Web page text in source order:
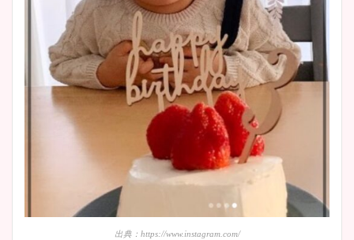
出典：https://www.instagram.com/